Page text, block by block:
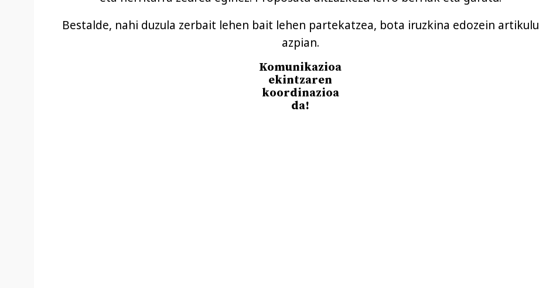
Bestalde, nahi duzula zerbait lehen bait lehen partekatzea, bota iruzkina edozein artikulu
azpian.
Komunikazioa
ekintzaren
koordinazioa
da!